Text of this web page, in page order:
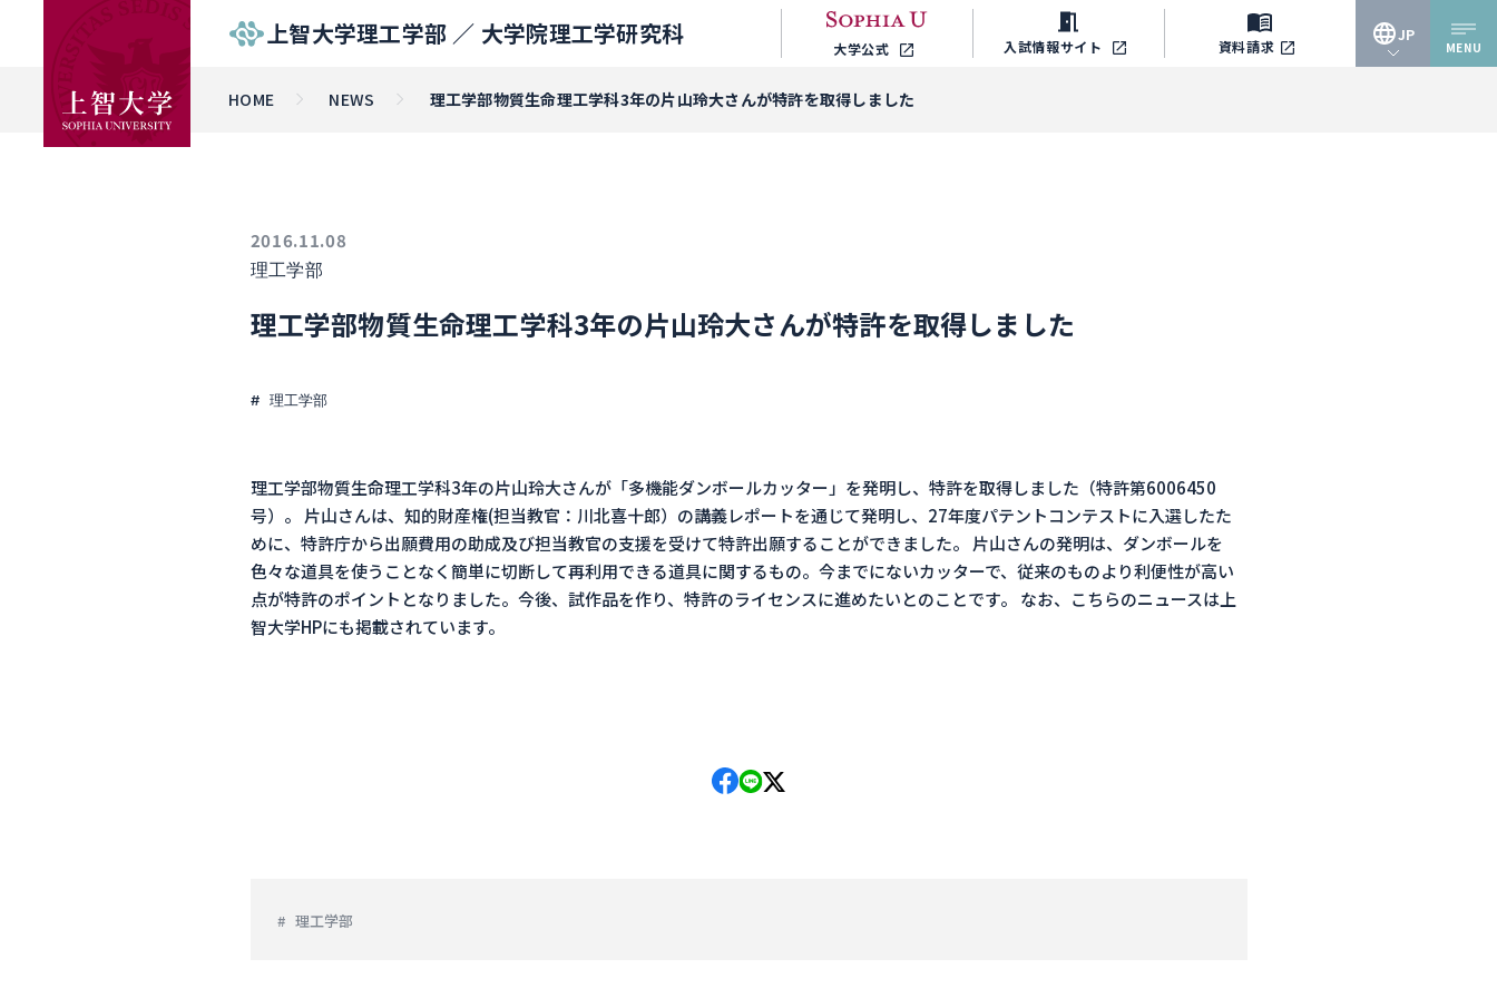
上智大学理工学部 ／ 大学院理工学研究科 大学公式 入試情報サイト 資料請求
JP
MENU
HOME NEWS 理工学部物質生命理工学科3年の片山玲大さんが特許を取得しました
2016.11.08
理工学部
理工学部物質生命理工学科3年の片山玲大さんが特許を取得しました
理工学部
理工学部物質生命理工学科3年の片山玲大さんが「多機能ダンボールカッター」を発明し、特許を取得しました（特許第6006450
号）。 片山さんは、知的財産権(担当教官：川北喜十郎）の講義レポートを通じて発明し、27年度パテントコンテストに入選したた
めに、特許庁から出願費用の助成及び担当教官の支援を受けて特許出願することができました。 片山さんの発明は、ダンボールを
色々な道具を使うことなく簡単に切断して再利用できる道具に関するもの。今までにないカッターで、従来のものより利便性が高い
点が特許のポイントとなりました。今後、試作品を作り、特許のライセンスに進めたいとのことです。 なお、こちらのニュースは上
智大学HPにも掲載されています。
理工学部